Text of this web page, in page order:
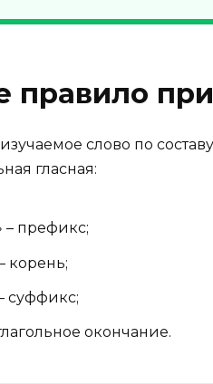
правило
слово по
гласная:
– префикс;
корень;
суффикс;
окончание.